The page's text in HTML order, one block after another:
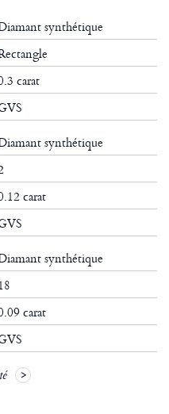
synthétique
carat
synthétique
carat
synthétique
carat